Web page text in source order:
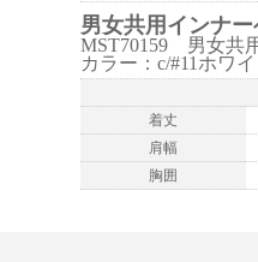
男女共用インナ
MST70159 男女共
カラー：c/#11ホワ
着丈
肩幅
胸囲